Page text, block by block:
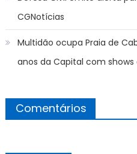
CGNotícias
Multidão ocupa Praia de
anos da Capital com shows
Comentários